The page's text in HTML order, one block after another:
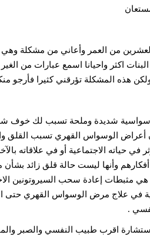
من العمر وأعاني من مشكلة
اكثر واحيانا اسمع عبارات من
هذه المشكلة تؤرقني كثيرا فأرجو
شديدة وملحة تسبب لك خوف
الوسواس القهري تسبب القلق
في حياته الاجتماعية أو في
وأنها ليست حالة قلق زائد بشأن
إعادة سحب السيروتونين
في علاج مرض الوسواس القهري حتى
.
اقرب طبيب النفسي والصبر